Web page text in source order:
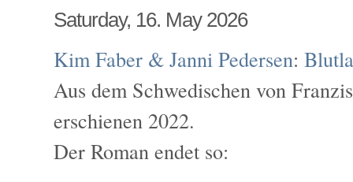
Saturday, 16. May 2026
Kim Faber & Janni Pedersen:
Aus dem Schwedischen von
erschienen 2022.
Der Roman endet so: